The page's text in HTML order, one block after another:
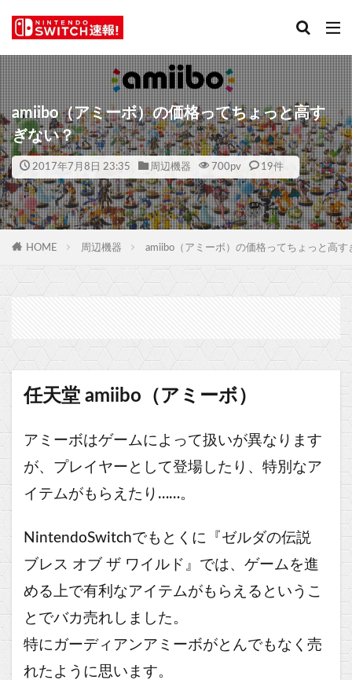
amiibo（アミーボ）の価格ってちょっと高す
ぎない？
2017年7月8日 23:35 周辺機器 700pv 19件
HOME 周辺機器 amiibo（アミーボ）の価格ってちょっと高す
任天堂 amiibo（アミーボ）
アミーボはゲームによって扱いが異なります
が、プレイヤーとして登場したり、特別なア
イテムがもらえたり……。
NintendoSwitchでもとくに『ゼルダの伝説
ブレス オブ ザ ワイルド』では、ゲームを進
める上で有利なアイテムがもらえるというこ
とでバカ売れしました。
特にガーディアンアミーボがとんでもなく売
れたように思います。